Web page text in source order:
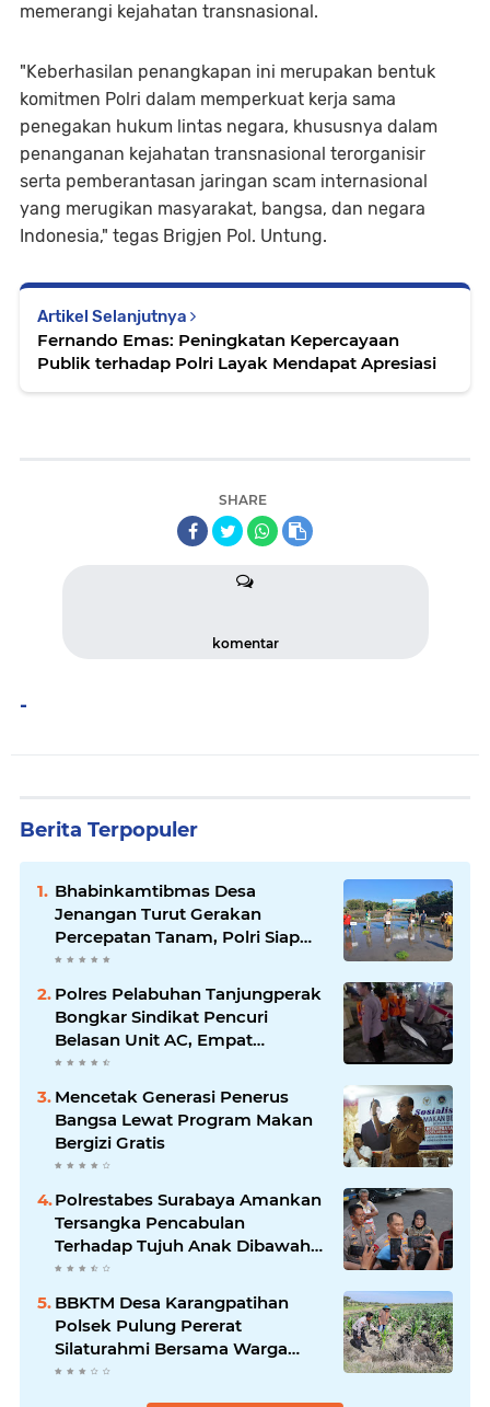
memerangi kejahatan transnasional.
"Keberhasilan penangkapan ini merupakan bentuk
komitmen Polri dalam memperkuat kerja sama
penegakan hukum lintas negara, khususnya dalam
penanganan kejahatan transnasional terorganisir
serta pemberantasan jaringan scam internasional
yang merugikan masyarakat, bangsa, dan negara
Indonesia," tegas Brigjen Pol. Untung.
Artikel Selanjutnya
Fernando Emas: Peningkatan Kepercayaan
Publik terhadap Polri Layak Mendapat Apresiasi
SHARE
komentar
-
Berita Terpopuler
Bhabinkamtibmas Desa
Jenangan Turut Gerakan
Percepatan Tanam, Polri Siap
Kawal Swasembada Pangan
Kabupaten Ponorogo
Polres Pelabuhan Tanjungperak
Bongkar Sindikat Pencuri
Belasan Unit AC, Empat
Tersangka Diamankan
Mencetak Generasi Penerus
Bangsa Lewat Program Makan
Bergizi Gratis
Polrestabes Surabaya Amankan
Tersangka Pencabulan
Terhadap Tujuh Anak Dibawah
Umur
BBKTM Desa Karangpatihan
Polsek Pulung Pererat
Silaturahmi Bersama Warga
Wujudkan Kamtibmas yang